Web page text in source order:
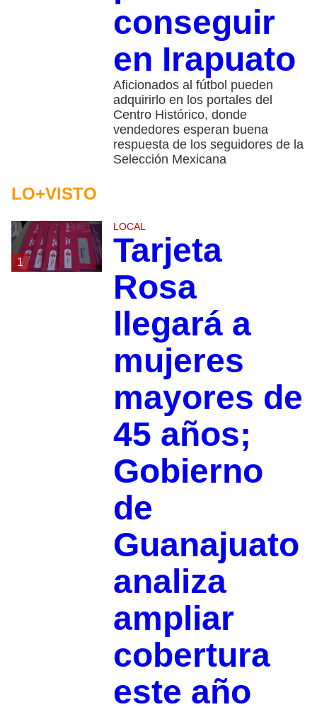
conseguir
en Irapuato
Aficionados al fútbol pueden
adquirirlo en los portales del
Centro Histórico, donde
vendedores esperan buena
respuesta de los seguidores de la
Selección Mexicana
LO+VISTO
1
LOCAL
Tarjeta
Rosa
llegará a
mujeres
mayores de
45 años;
Gobierno
de
Guanajuato
analiza
ampliar
cobertura
este año